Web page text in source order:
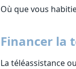
Où que vous
Financer la
La téléassistance